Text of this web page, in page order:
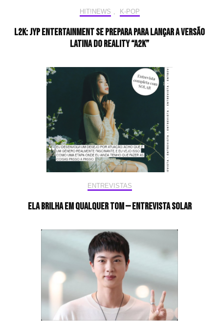
HIT!NEWS K-POP
L2K: JYP Entertainment se prepara para lançar a versão
latina do reality “A2K”
ENTREVISTAS
Ela brilha em qualquer tom — Entrevista Solar